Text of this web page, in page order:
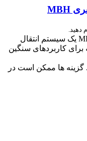
دهید.
گیربکس بول هلیکال سیتی SITI سری MBH یک سیستم انتقال
کاربردهای سنگین
گزینه ها ممکن است در